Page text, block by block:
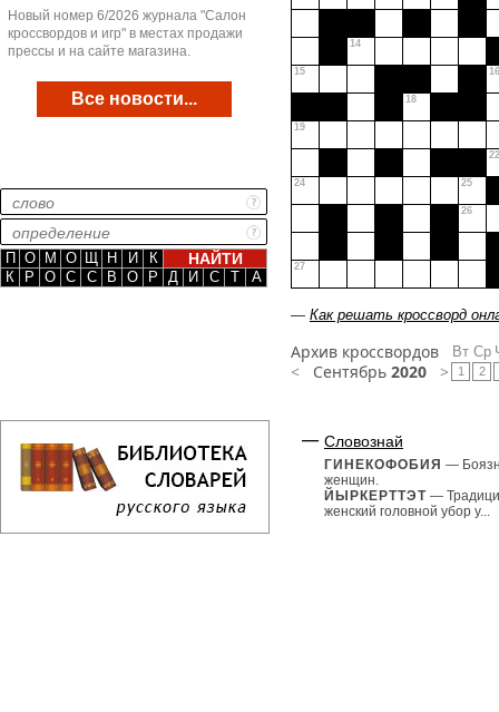
Новый номер 6/2026 журнала "Салон
кроссвордов и игр" в местах продажи
прессы и на сайте магазина.
Все новости...
П О М О Щ Н И
К
К
Р О С С В О Р Д И С Т А
14
15 16
18
19
22
24 25
26
27
— Как решать кроссворд
Архив кроссвордов
< Сентябрь 2020 >
Вт
1
Ср
2
Словознай
ГИНЕКОФОБИЯ —
женщин.
ЙЫРКЕРТТЭТ —
женский головной убор у...